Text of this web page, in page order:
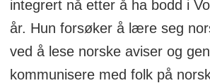
integrert nå etter å ha bodd i
år. Hun forsøker å lære seg
ved å lese norske aviser og
kommunisere med folk på